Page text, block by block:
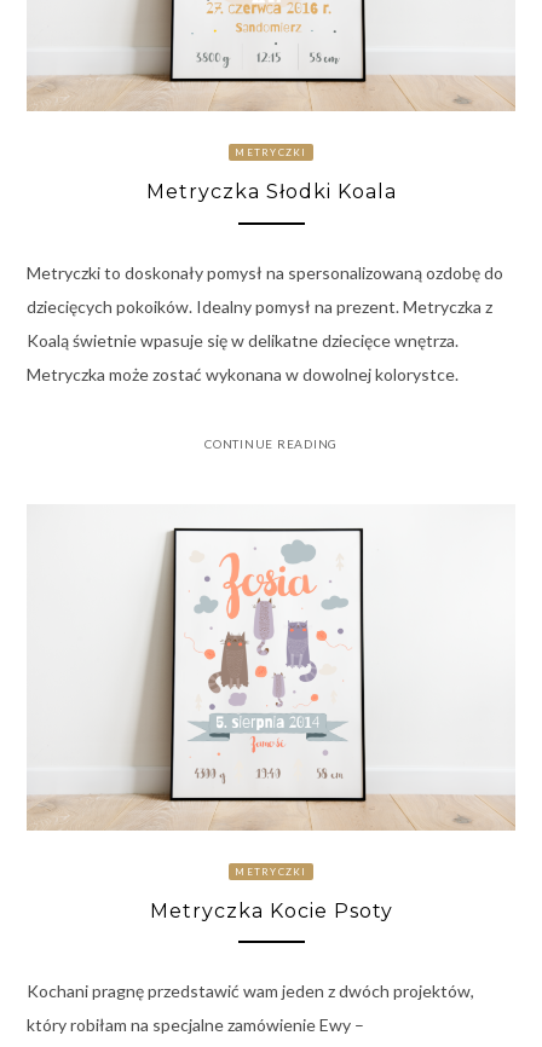
METRYCZKI
Metryczka Słodki Koala
Metryczki to doskonały pomysł na spersonalizowaną ozdobę do
dziecięcych pokoików. Idealny pomysł na prezent. Metryczka z
Koalą świetnie wpasuje się w delikatne dziecięce wnętrza.
Metryczka może zostać wykonana w dowolnej kolorystce.
CONTINUE READING
METRYCZKI
Metryczka Kocie Psoty
Kochani pragnę przedstawić wam jeden z dwóch projektów,
który robiłam na specjalne zamówienie Ewy –